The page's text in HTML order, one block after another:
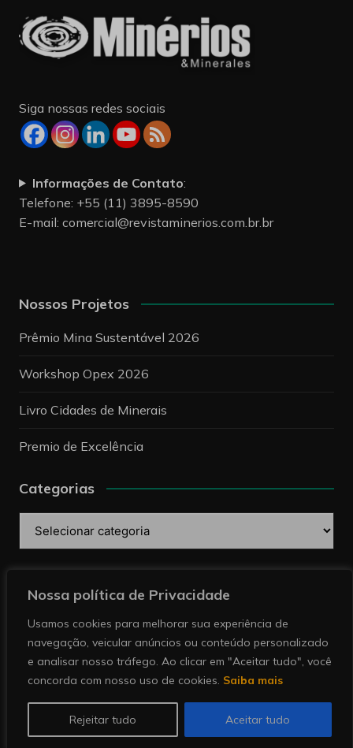
Nossa política de Privacidade
Usamos cookies para melhorar sua experiência de
navegação, veicular anúncios ou conteúdo personalizado
e analisar nosso tráfego. Ao clicar em "Aceitar tudo", você
concorda com nosso uso de cookies. Saiba mais
Rejeitar tudo Aceitar tudo
Siga nossas redes sociais
Informações de Contato:
Telefone: +55 (11) 3895-8590
E-mail: comercial@revistaminerios.com.br.br
Nossos Projetos
Prêmio Mina Sustentável 2026
Workshop Opex 2026
Livro Cidades de Minerais
Premio de Excelência
Categorias
mineração. Todos direitos reservados.